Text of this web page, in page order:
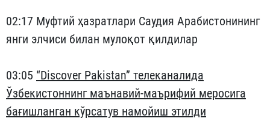
02:17 Муфтий ҳазратлари Саудия Арабистонининг
янги элчиси билан мулоқот қилдилар
03:05 “Discover Pakistan” телеканалида
Ўзбекистоннинг маънавий-маърифий меросига
бағишланган кўрсатув намойиш этилди